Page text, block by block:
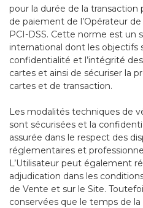
pour la durée de la
de paiement de l’Opérateur
PCI-DSS. Cette norme est un
international dont les objectifs
confidentialité et l’intégrité
cartes et ainsi de sécuriser la
cartes et de transaction.
Les modalités techniques de
sont sécurisées et la
assurée dans le respect des
réglementaires et
L’Utilisateur peut également
adjudication dans les
de Vente et sur le Site.
conservées que le temps de la